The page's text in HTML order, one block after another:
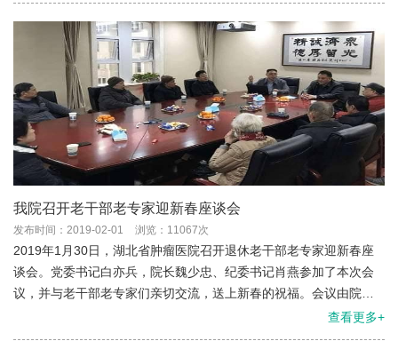
我院召开老干部老专家迎新春座谈会
发布时间：2019-02-01 浏览：11067次
2019年1月30日，湖北省肿瘤医院召开退休老干部老专家迎新春座
谈会。党委书记白亦兵，院长魏少忠、纪委书记肖燕参加了本次会
议，并与老干部老专家们亲切交流，送上新春的祝福。会议由院纪
查看更多+